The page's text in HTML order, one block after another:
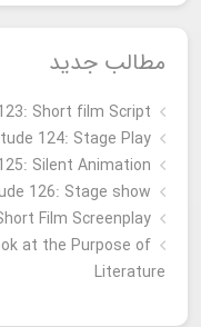
مطالب جدید
Short film Script
124: Stage Play
Silent Animation
126: Stage show
Film Screenplay
at the Purpose of
Literature